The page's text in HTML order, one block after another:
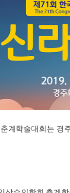
계학술대회는 경